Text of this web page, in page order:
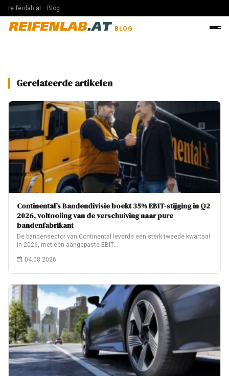
reifenlab.at · Blog
REIFENLAB.AT BLOG
Gerelateerde artikelen
Continental’s Bandendivisie boekt 35% EBIT-stijging in Q2
2026, voltooiing van de verschuiving naar pure
bandenfabrikant
De bandensector van Continental leverde een sterk tweede kwartaal
in 2026, met een aangepaste EBIT…
04.08.2026